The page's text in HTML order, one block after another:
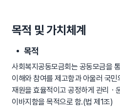
목적 및 가치체계
목적
사회복지공동모금회는 공동모금을
이해와 참여를 제고함과 아울러 국
재원을 효율적이고 공정하게 관리ㆍ
이바지함을 목적으로 함.(법 제1조)